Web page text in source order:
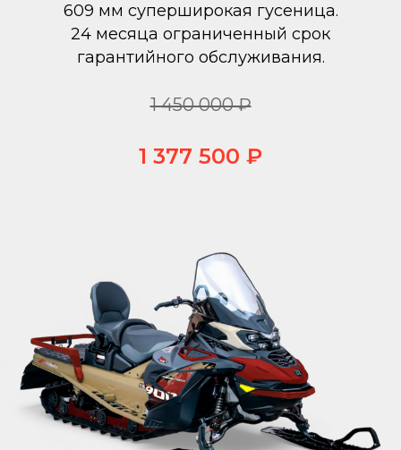
609 мм суперширокая гусеница.
24 месяца ограниченный срок
гарантийного обслуживания.
1 450 000 ₽
1 377 500 ₽